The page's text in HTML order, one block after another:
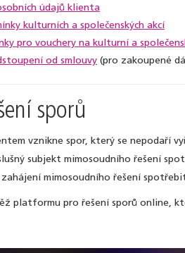
údajů klienta
kulturních a společenských akcí
pro vouchery na kulturní a
od smlouvy (pro zakoupené
sporů
vznikne spor, který se nepodaří
subjekt mimosoudního řešení
mimosoudního řešení
platformu pro řešení sporů online,